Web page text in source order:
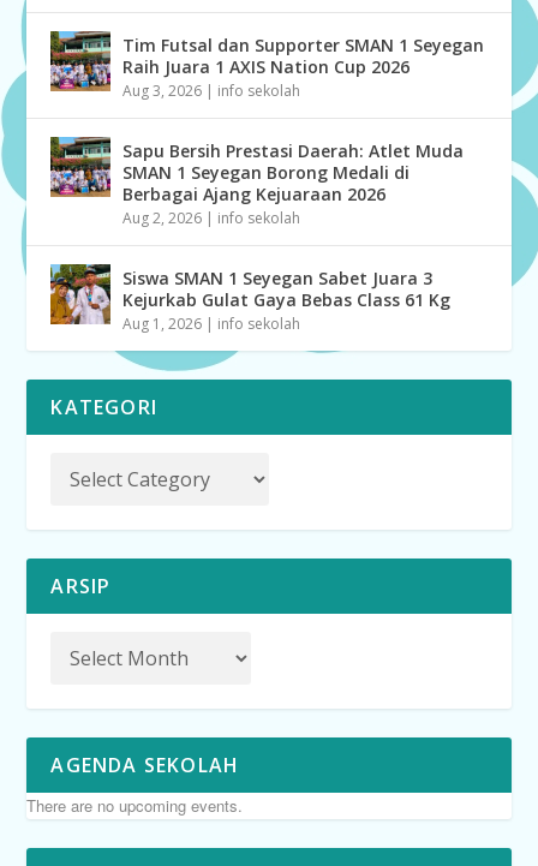
Tim Futsal dan Supporter SMAN 1 Seyegan
Raih Juara 1 AXIS Nation Cup 2026
Aug 3, 2026 | info sekolah
Sapu Bersih Prestasi Daerah: Atlet Muda
SMAN 1 Seyegan Borong Medali di
Berbagai Ajang Kejuaraan 2026
Aug 2, 2026 | info sekolah
Siswa SMAN 1 Seyegan Sabet Juara 3
Kejurkab Gulat Gaya Bebas Class 61 Kg
Aug 1, 2026 | info sekolah
KATEGORI
ARSIP
AGENDA SEKOLAH
There are no upcoming events.